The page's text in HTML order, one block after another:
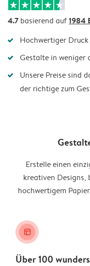
4.7 basierend auf1984
Hochwertiger Druck
Gestalte in weniger
Unsere Preise sind
der richtige zum
Erstelle einen
kreativen Designs,
hochwertigem
layout_alt
Über 100